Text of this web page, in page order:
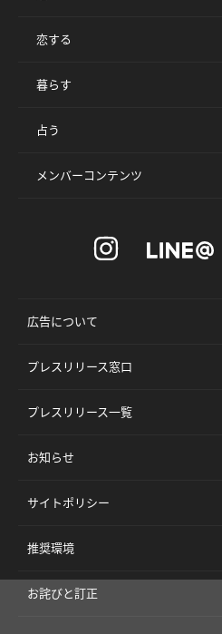
恋する
暮らす
占う
メンバーコンテンツ
広告について
プレスリリース窓口
プレスリリース一覧
お知らせ
サイトポリシー
推奨環境
お詫びと訂正